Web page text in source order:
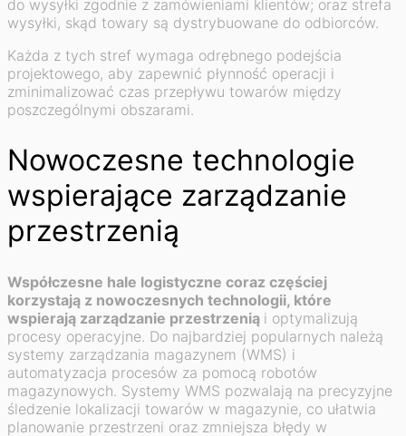
do wysyłki zgodnie z zamówieniami klientów; oraz strefa
wysyłki, skąd towary są dystrybuowane do odbiorców.
Każda z tych stref wymaga odrębnego podejścia
projektowego, aby zapewnić płynność operacji i
zminimalizować czas przepływu towarów między
poszczególnymi obszarami.
Nowoczesne technologie
wspierające zarządzanie
przestrzenią
Współczesne hale logistyczne coraz częściej
korzystają z nowoczesnych technologii, które
wspierają zarządzanie przestrzenią i optymalizują
procesy operacyjne. Do najbardziej popularnych należą
systemy zarządzania magazynem (WMS) i
automatyzacja procesów za pomocą robotów
magazynowych. Systemy WMS pozwalają na precyzyjne
śledzenie lokalizacji towarów w magazynie, co ułatwia
planowanie przestrzeni oraz zmniejsza błędy w